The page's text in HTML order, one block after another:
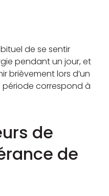
de se sentir
pendant un jour, et
brièvement lors d’un
correspond à
de
de